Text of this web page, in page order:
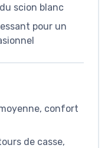
scion blanc
pour un
confort
de casse,